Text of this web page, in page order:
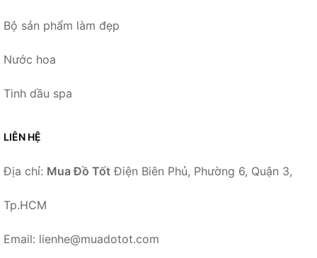
Bộ sản phẩm làm đẹp
Nước hoa
Tinh dầu spa
LIÊN HỆ
Địa chỉ: Mua Đồ Tốt Điện Biên Phủ, Phường 6, Quận 3,
Tp.HCM
Email: lienhe@muadotot.com